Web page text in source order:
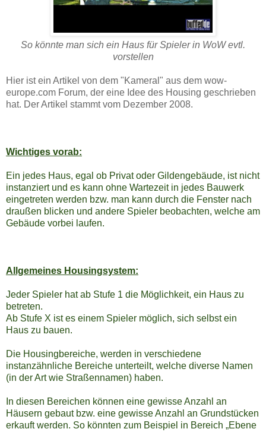
So könnte man sich ein Haus für Spieler in WoW evtl.
vorstellen
Hier ist ein Artikel von dem "Kameral" aus dem wow-
europe.com Forum, der eine Idee des Housing geschrieben
hat. Der Artikel stammt vom Dezember 2008.
Wichtiges vorab:
Ein jedes Haus, egal ob Privat oder Gildengebäude, ist nicht
instanziert und es kann ohne Wartezeit in jedes Bauwerk
eingetreten werden bzw. man kann durch die Fenster nach
draußen blicken und andere Spieler beobachten, welche am
Gebäude vorbei laufen.
Allgemeines Housingsystem:
Jeder Spieler hat ab Stufe 1 die Möglichkeit, ein Haus zu
betreten.
Ab Stufe X ist es einem Spieler möglich, sich selbst ein
Haus zu bauen.
Die Housingbereiche, werden in verschiedene
instanzähnliche Bereiche unterteilt, welche diverse Namen
(in der Art wie Straßennamen) haben.
In diesen Bereichen können eine gewisse Anzahl an
Häusern gebaut bzw. eine gewisse Anzahl an Grundstücken
erkauft werden. So könnten zum Beispiel in Bereich „Ebene